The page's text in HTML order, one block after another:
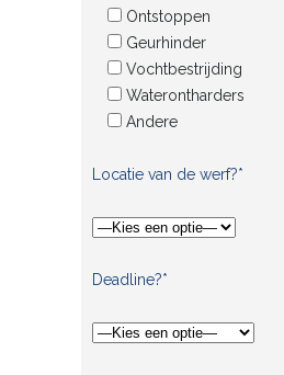
Ontstoppen
Geurhinder
Vochtbestrijding
Waterontharders
Andere
Locatie van de werf?*
Deadline?*